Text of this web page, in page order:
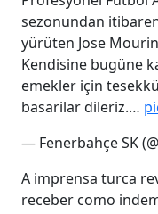
sezonundan
yürüten Jose
Kendisine bugüne
emekler için
basarilar dileriz.…
— Fenerbahçe SK
A imprensa turca
receber como